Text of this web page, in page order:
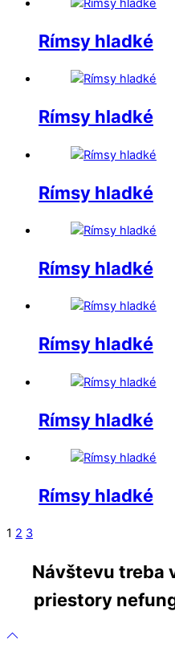
Rímsy hladké
Rímsy hladké
Rímsy hladké
Rímsy hladké
Rímsy hladké
Rímsy hladké
Rímsy hladké
1 2 3
Návštevu treba
priestory